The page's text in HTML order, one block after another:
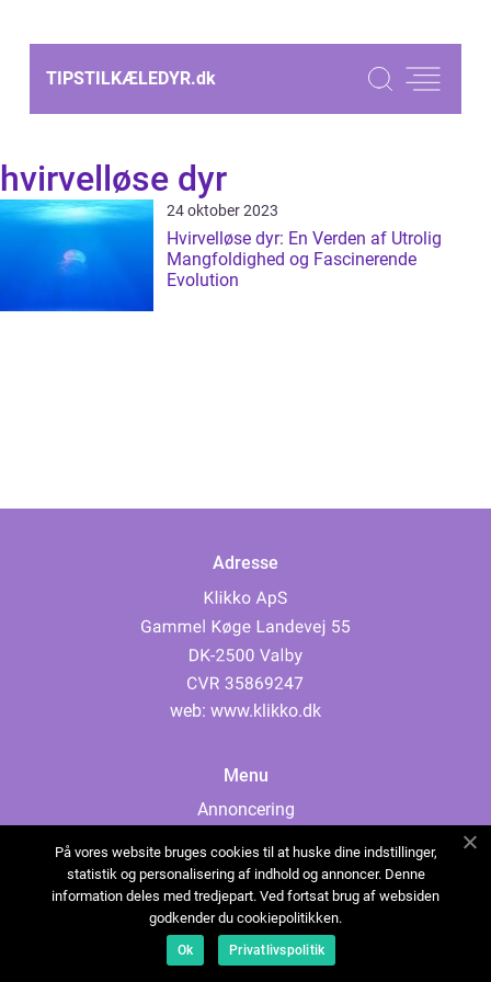
TIPSTILKÆLEDYR.dk
hvirvelløse dyr
24 oktober 2023
Hvirvelløse dyr: En Verden af Utrolig
Mangfoldighed og Fascinerende
Evolution
Adresse
web: www.klikko.dk
Menu
Annoncering
Cookies
Kontakt os
Sitemap
På vores website bruges cookies til at huske dine indstillinger,
statistik og personalisering af indhold og annoncer. Denne
information deles med tredjepart. Ved fortsat brug af websiden
godkender du cookiepolitikken.
Ok Privatlivspolitik